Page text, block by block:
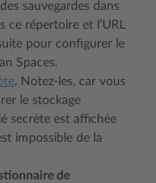
sauvegardes dans
ce répertoire et l’URL
pour configurer le
Spaces.
. Notez-les, car vous
le stockage
secrète est affichée
impossible de la
de